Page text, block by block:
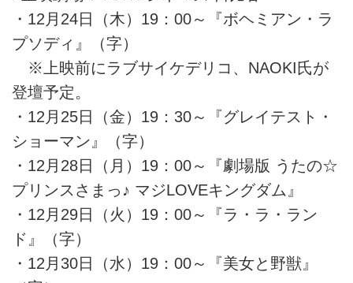
・12月24日（木）19：00～『ボヘミアン・ラ
プソディ』（字）
※上映前にラブサイケデリコ、NAOKI氏が
登壇予定。
・12月25日（金）19：30～『グレイテスト・
ショーマン』（字）
・12月28日（月）19：00～『劇場版 うたの☆
プリンスさまっ♪ マジLOVEキングダム』
・12月29日（火）19：00～『ラ・ラ・ラン
ド』（字）
・12月30日（水）19：00～『美女と野獣』